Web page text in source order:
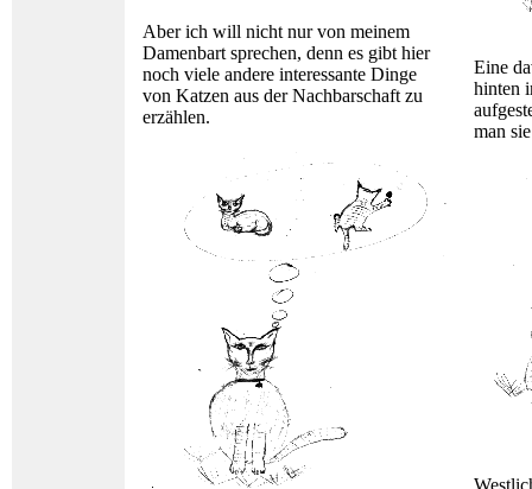
Aber ich will nicht nur von meinem
Damenbart sprechen, denn es gibt hier
noch viele andere interessante Dinge
von Katzen aus der Nachbarschaft zu
erzählen.
Eine
hinten
man